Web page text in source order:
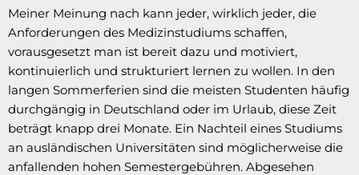
Meiner Meinung nach kann jeder, wirklich jeder, die
Anforderungen des Medizinstudiums schaffen,
vorausgesetzt man ist bereit dazu und motiviert,
kontinuierlich und strukturiert lernen zu wollen. In den
langen Sommerferien sind die meisten Studenten häufig
durchgängig in Deutschland oder im Urlaub, diese Zeit
beträgt knapp drei Monate. Ein Nachteil eines Studiums
an ausländischen Universitäten sind möglicherweise die
anfallenden hohen Semestergebühren. Abgesehen